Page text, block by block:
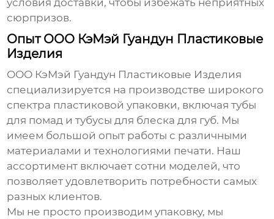
условия доставки, чтобы избежать неприятных
сюрпризов.
Опыт ООО КэМэй Гуандун Пластиковые
Изделия
ООО КэМэй Гуандун Пластиковые Изделия
специализируется на производстве широкого
спектра пластиковой упаковки, включаятубы
для помад итубусы для блеска для губ. Мы
имеем большой опыт работы с различными
материалами и технологиями печати. Наш
ассортимент включает сотни моделей, что
позволяет удовлетворить потребности самых
разных клиентов.
Мы не просто производим упаковку, мы